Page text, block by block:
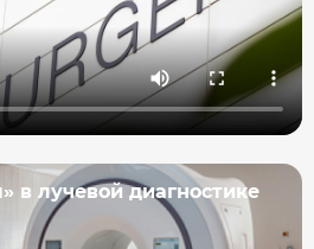
в лучевой диагностике